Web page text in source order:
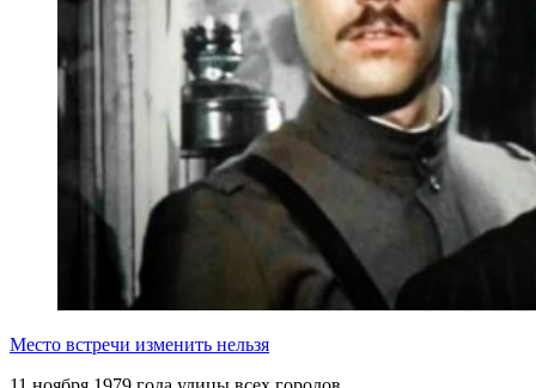
Место встречи изменить нельзя